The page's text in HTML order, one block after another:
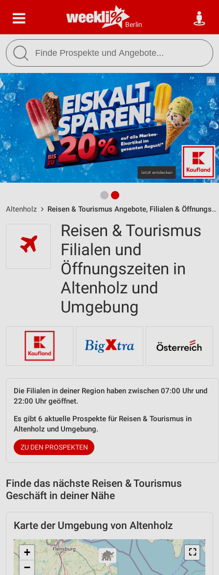
Berlin
Altenholz Reisen & Tourismus Angebote, Filialen & Öffnungszeiten
Reisen & Tourismus
Filialen und
Öffnungszeiten in
Altenholz und
Umgebung
Die Filialen in deiner Region haben zwischen 07:00 Uhr und
22:00 Uhr geöffnet.
Es gibt 6 aktuelle Prospekte für Reisen & Tourismus in
Altenholz und Umgebung.
ZU DEN PROSPEKTEN
Finde das nächste Reisen & Tourismus
Geschäft in deiner Nähe
Karte der Umgebung von Altenholz
⛶
+
−